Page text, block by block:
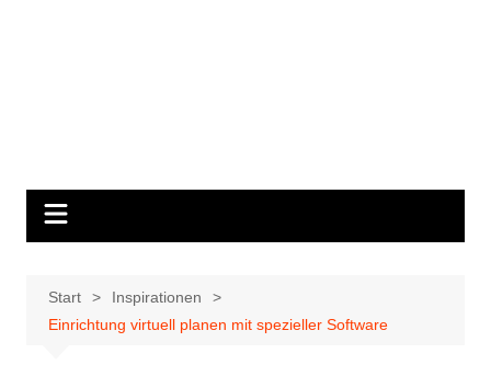
Start
Inspirationen
Einrichtung virtuell planen mit spezieller Software